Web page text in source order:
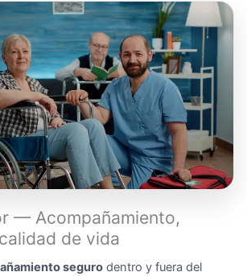
— Acompañamiento,
de vida
seguro dentro y fuera del